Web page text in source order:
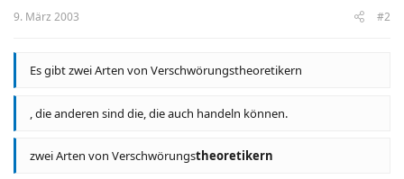
9. März 2003 #2
Es gibt zwei Arten von Verschwörungstheoretikern
, die anderen sind die, die auch handeln können.
zwei Arten von Verschwörungstheoretikern